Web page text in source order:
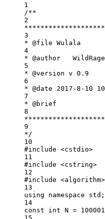
1
/**
2
3
* @file Wulala
4
* @author
   WildRage
5
* @version v 0.9
6
* @date 2017-8-10
7
* @brief
8
9
*/
10
#include <cstdio>
11
#include <cstring>
12
#include <algorithm>
13
using
namespace std ;
14
const
int N = 100001